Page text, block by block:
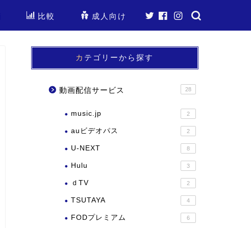
比較 成人向け
カテゴリーから探す
動画配信サービス 28
music.jp 2
auビデオパス 2
U-NEXT 8
Hulu 3
ｄTV 2
TSUTAYA 4
FODプレミアム 6